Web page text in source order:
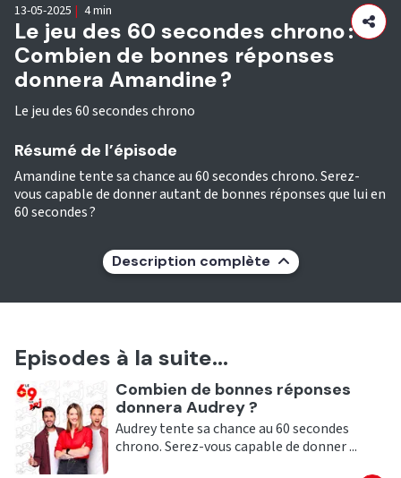
Le jeu des 60 secondes chrono :
Combien de bonnes réponses
donnera Amandine ?
Le jeu des 60 secondes chrono
13-05-2025 | 4 min
Résumé de l’épisode
Amandine tente sa chance au 60 secondes chrono. Serez-
vous capable de donner autant de bonnes réponses que lui en
60 secondes ?
Description complète
Episodes à la suite...
Ecouter
Combien de bonnes réponses
donnera Audrey ?
Audrey tente sa chance au 60 secondes
chrono. Serez-vous capable de donner ...